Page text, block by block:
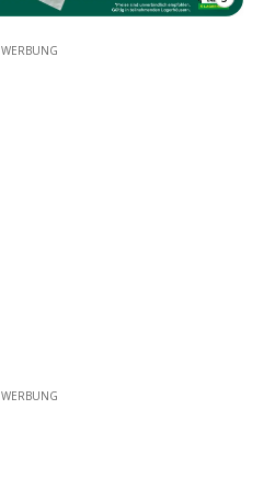
WERBUNG
WERBUNG